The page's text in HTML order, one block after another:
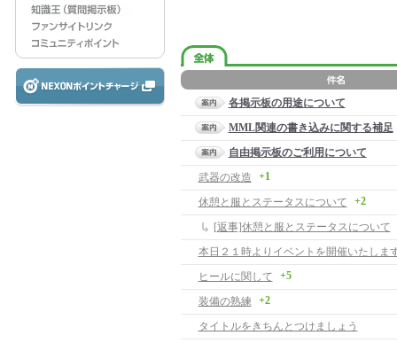
各掲示板の用途について
MML関連の書き込みに関する補足
自由掲示板のご利用について
武器の改造
+1
休憩と服とステータスについて +2
[返事]休憩と服とステータスについて
本日２１時よりイベントを開催いたしま
ヒールに関して
+5
装備の熟練 +2
タイトルをきちんとつけましょう